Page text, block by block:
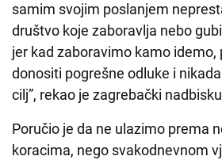
samim svojim poslanjem
društvo koje zaboravlja nebo
jer kad zaboravimo kamo idemo,
donositi pogrešne odluke i
cilj”, rekao je zagrebački
Poručio je da ne ulazimo prema
koracima, nego svakodnevnom